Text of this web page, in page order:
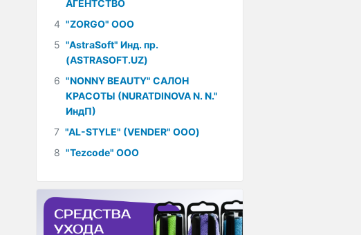
АГЕНТСТВО
4 "ZORGO" ООО
5 "AstraSoft" Инд. пр.
(ASTRASOFT.UZ)
6 "NONNY BEAUTY" САЛОН
КРАСОТЫ (NURATDINOVA N. N."
ИндП)
7 "AL-STYLE" (VENDER" ООО)
8 "Tezcode" ООО